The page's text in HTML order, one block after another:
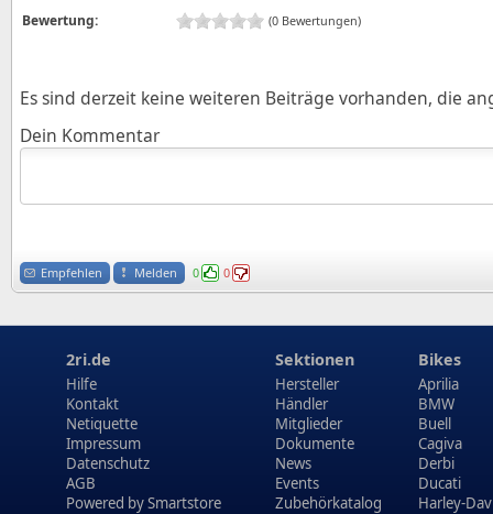
Bewertung:
(0 Bewertungen)
Es sind derzeit keine weiteren Beiträge vorhanden, die
Dein Kommentar
Empfehlen Melden 0 0
2ri.de
Hilfe
Kontakt
Netiquette
Impressum
Datenschutz
AGB
Powered bySmartstore
Sektionen
Hersteller
Händler
Mitglieder
Dokumente
News
Events
Zubehörkatalog
Bikes
Aprilia
BMW
Buell
Cagiva
Derbi
Ducati
Harley-